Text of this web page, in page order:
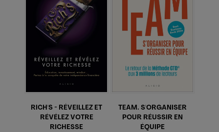
RICH'S - RÉVEILLEZ ET
RÉVÉLEZ VOTRE
RICHESSE
TEAM. S'ORGANISER
POUR RÉUSSIR EN
ÉQUIPE